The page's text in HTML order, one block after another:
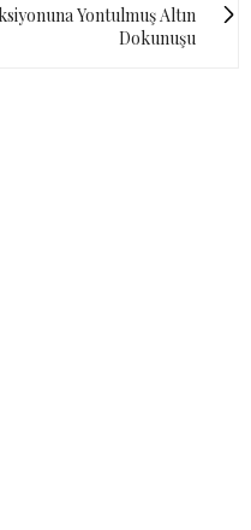
Yontulmuş Altın
Dokunuşu